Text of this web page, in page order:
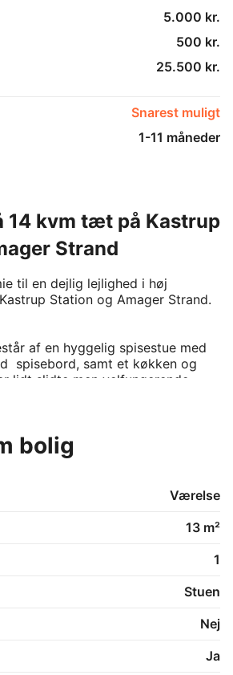
5.000 kr.
500 kr.
25.500 kr.
Snarest muligt
1-11 måneder
14 kvm tæt på Kastrup
Strand
til en dejlig lejlighed i høj
Station og Amager Strand.
af en hyggelig spisestue med
spisebord, samt et køkken og
lidt slidte men velfungerende.
Jeg søger en ikke-ryger og en der
være et springbræt til noget
end velkommen til at blive
er fint.
om dig:
tid du kunne tænke dig at leje.
er også påkrevet.
bolig
Værelse
13 m²
1
Stuen
Nej
Ja